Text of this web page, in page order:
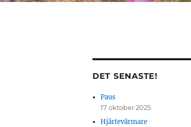
DET SENASTE!
Paus
17 oktober 2025
Hjärtevärmare